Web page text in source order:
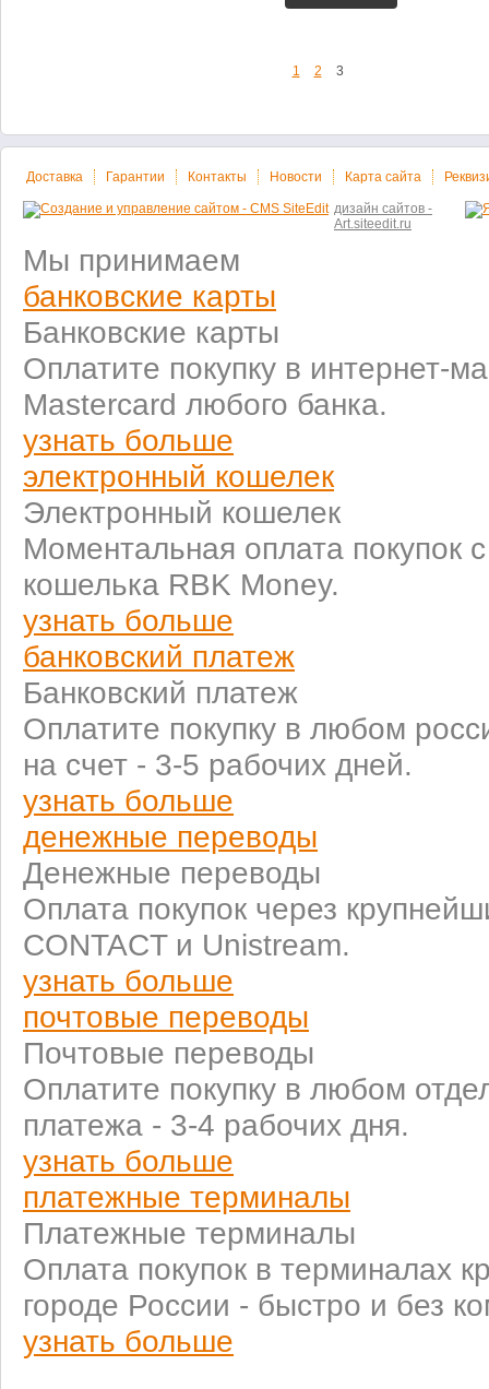
1 2 3
Доставка Гарантии Контакты Новости Карта сайта
дизайн сайтов -
Art.siteedit.ru
Мы принимаем
банковские карты
Банковские карты
Оплатите покупку в интернет-
Mastercard любого банка.
узнать больше
электронный кошелек
Электронный кошелек
Моментальная оплата покупок
кошелька RBK Money.
узнать больше
банковский платеж
Банковский платеж
Оплатите покупку в любом
на счет - 3-5 рабочих дней.
узнать больше
денежные переводы
Денежные переводы
Оплата покупок через
CONTACT и Unistream.
узнать больше
почтовые переводы
Почтовые переводы
Оплатите покупку в любом
платежа - 3-4 рабочих дня.
узнать больше
платежные терминалы
Платежные терминалы
Оплата покупок в терминалах
городе России - быстро и без
узнать больше